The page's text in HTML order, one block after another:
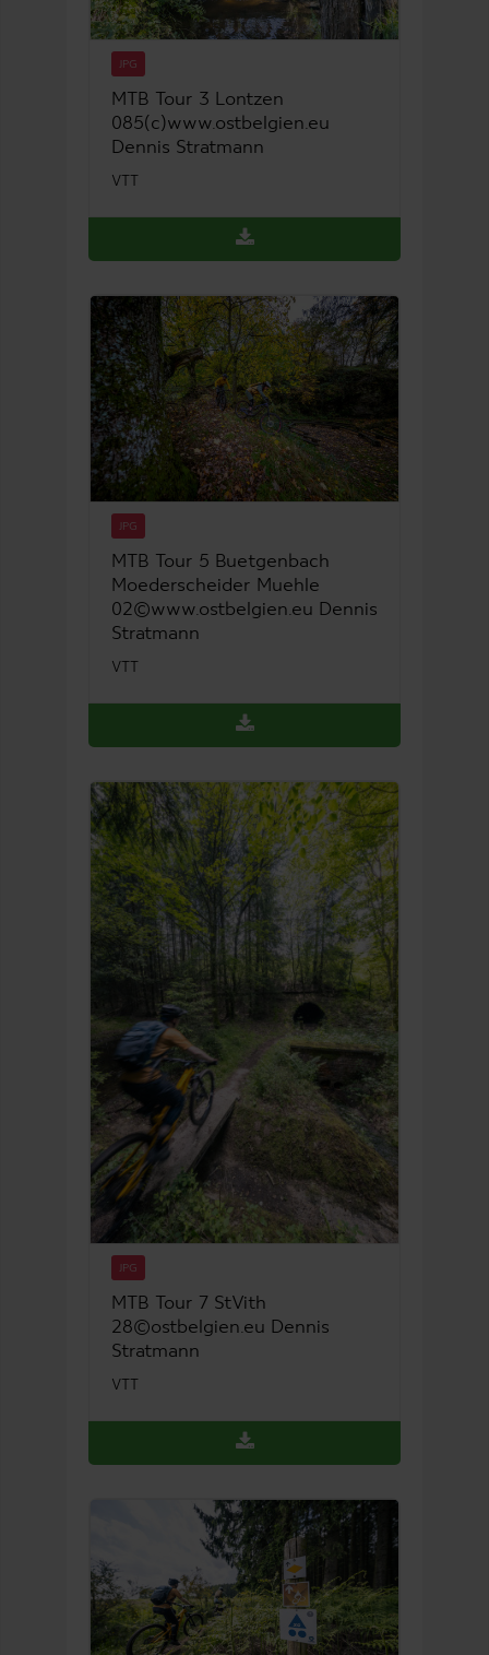
JPG
MTB Tour 3 Lontzen
085(c)www.ostbelgien.eu
Dennis Stratmann
VTT
JPG
MTB Tour 5 Buetgenbach
Moederscheider Muehle
02©www.ostbelgien.eu Dennis
Stratmann
VTT
JPG
MTB Tour 7 StVith
28©ostbelgien.eu Dennis
Stratmann
VTT